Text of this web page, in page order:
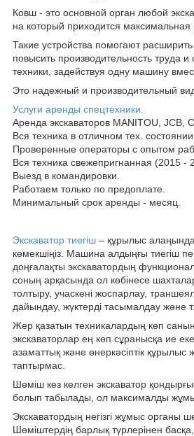
Ковш - это основной орган любой
на который приходится максимальная
Такие устройства помогают
повысить производительность труда и
техники, задействуя одну машину
Это надежный и производительный
Услуги аренды спецтехники.
Аренда экскаваторов MANITOU, JCB,
Вся техника в отличном тех. состоянии.
Проверенные операторы с опытом
Вся техника свежепригнанная (2015 -
Выезд в командировки.
Работаем только по предоплате.
Минимальный срок аренды - месяц.
Экскаватор тиегіш – құрылыс
көмекшіңіз. Машина алдыңғы тиегіш
доңғалақты экскаватордың
соның арқасында ол көбінесе
толтыру, учаскені жоспарлау,
дайындау, жүктерді тасымалдау және
Жер қазатын техникалардың көп
экскаваторлар ең көп сұранысқа ие
азаматтық және өнеркәсіптік
таптырмас.
Шөміш кез келген экскаватор
болып табылады, ол максималды
Экскаватордың негізгі жұмыс органы
Шөміштердің барлық түрлерінен